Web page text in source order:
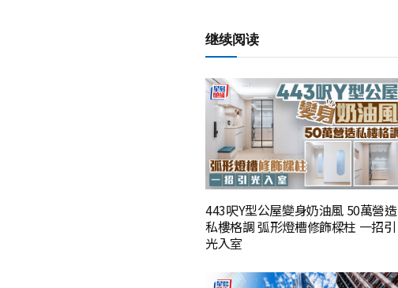
继续阅读
443呎Y型公屋變身奶油風 50萬營造
私樓格調 弧形燈槽修飾樑柱 一招引
光入室